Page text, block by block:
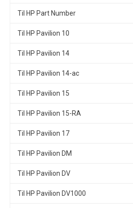
Til HP Part Number
Til HP Pavilion 10
Til HP Pavilion 14
Til HP Pavilion 14-ac
Til HP Pavilion 15
Til HP Pavilion 15-RA
Til HP Pavilion 17
Til HP Pavilion DM
Til HP Pavilion DV
Til HP Pavilion DV1000